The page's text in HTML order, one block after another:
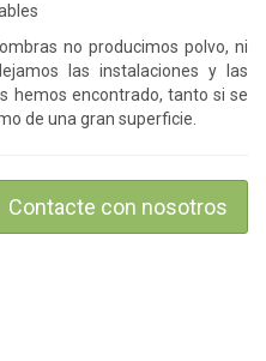
no producimos polvo, ni
las instalaciones y las
hemos encontrado, tanto si se
de una gran superficie.
Contacte con nosotros